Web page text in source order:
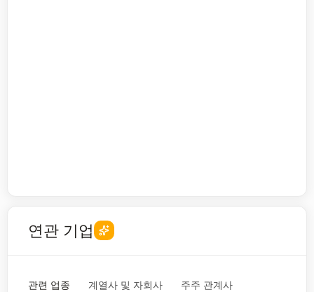
연관 기업
관련 업종 계열사 및 자회사 주주 관계사